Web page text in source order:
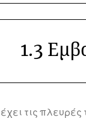
1.3
τις πλευρές